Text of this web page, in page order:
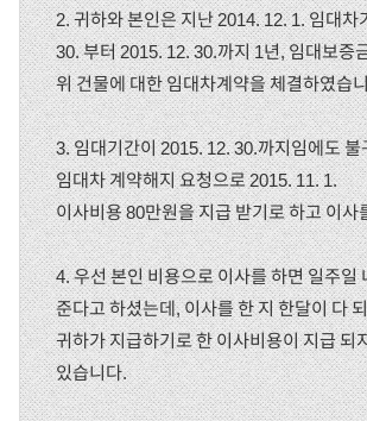
2. 귀하와 본인은 지난 2014. 12. 1. 임대차
30. 부터 2015. 12. 30.까지 1년, 임대보증
위 건물에 대한 임대차계약을 체결하였습
3. 임대기간이 2015. 12. 30.까지임에도 불
임대차 계약해지 요청으로 2015. 11. 1.
이사비용 80만원을 지급 받기로 하고 이사
4. 우선 본인 비용으로 이사를 하면 일주일
준다고 하셨는데, 이사를 한 지 한달이 다
귀하가 지급하기로 한 이사비용이 지급 되
있습니다.